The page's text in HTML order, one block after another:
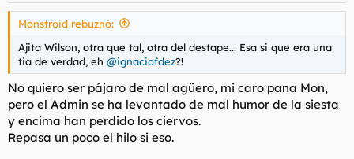
Monstroid rebuznó:
Ajita Wilson, otra que tal, otra del destape... Esa si que era una
tia de verdad, eh @ignaciofdez?!
No quiero ser pájaro de mal agüero, mi caro pana Mon,
pero el Admin se ha levantado de mal humor de la siesta
y encima han perdido los ciervos.
Repasa un poco el hilo si eso.